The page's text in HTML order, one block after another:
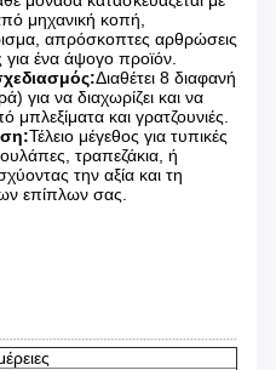
μηχανική κοπή,
απρόσκοπτες αρθρώσεις
για ένα άψογο προϊόν.
Διαθέτει 8 διαφανή
για να διαχωρίζει και να
και γρατζουνιές.
Τέλειο μέγεθος για τυπικές
τραπεζάκια, ή
την αξία και τη
επίπλων σας.